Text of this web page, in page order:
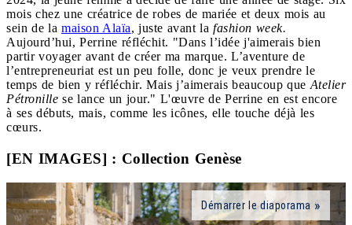
mois chez une créatrice de robes de mariée et deux mois au
sein de la maison Alaïa, juste avant la fashion week.
Aujourd’hui, Perrine réfléchit. "Dans l’idée j'aimerais bien
partir voyager avant de créer ma marque. L’aventure de
l’entrepreneuriat est un peu folle, donc je veux prendre le
temps de bien y réfléchir. Mais j’aimerais beaucoup queAtelier
Pétronille se lance un jour." L'œuvre de Perrine en est encore
à ses débuts, mais, comme les icônes, elle touche déjà les
cœurs.
[EN IMAGES] : Collection Genèse
Démarrer le diaporama